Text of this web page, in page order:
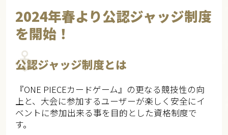
2024年春より公認ジャッジ制度
を開始！
公認ジャッジ制度とは
『ONE PIECEカードゲーム』の更なる競技性の向
上と、大会に参加するユーザーが楽しく安全にイ
ベントに参加出来る事を目的とした資格制度で
す。